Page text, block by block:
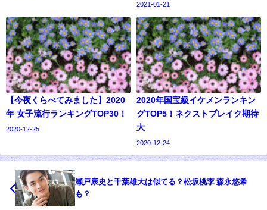
2021-01-21
【今夜くらべてみました】2020
年 女子流行ランキングTOP30！
2020-12-25
2020年国宝級イケメンランキン
グTOP5！ネクストブレイク期待
大
2020-12-24
瀬戸康史と千葉雄大は似てる？松坂桃李 森永悠希
も？